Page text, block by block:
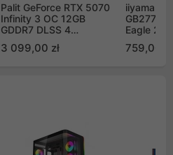
Palit GeForce RTX 5070
Infinity 3 OC 12GB
GDDR7 DLSS 4
GB2050S)
3 099,00 zł
iiyama G-
Eagle 27"
759,00 zł